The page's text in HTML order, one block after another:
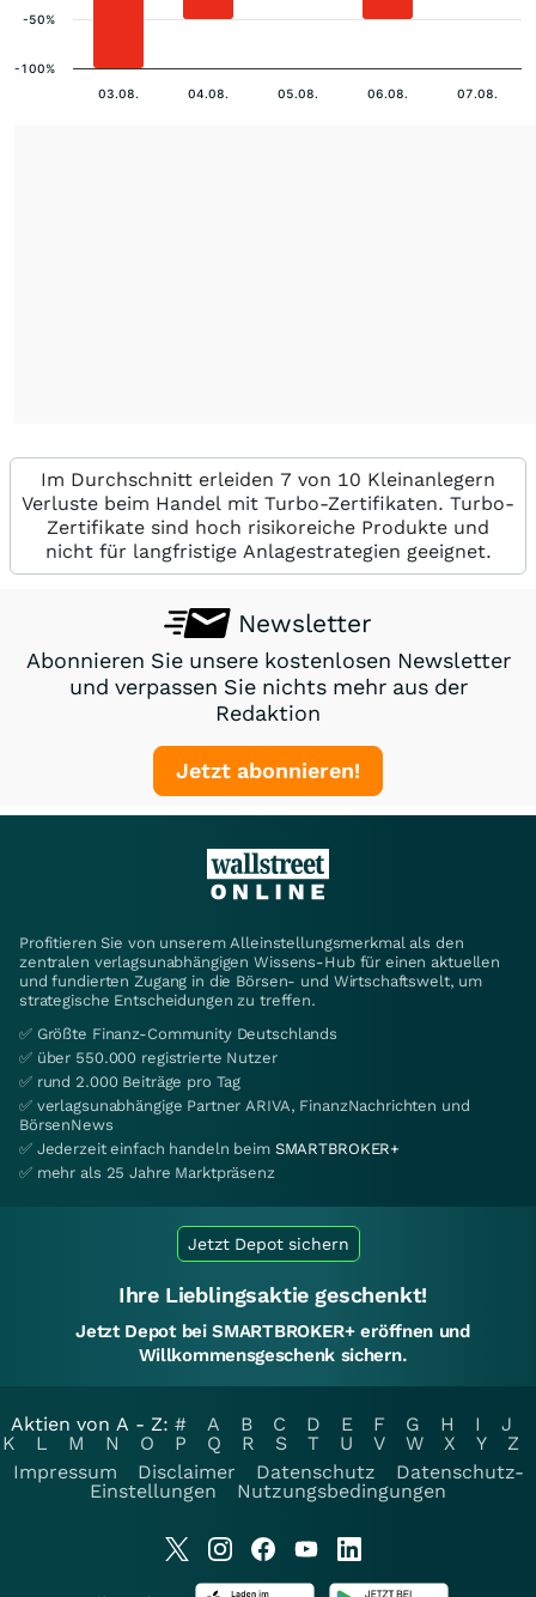
03.08. 04.08. 05.08. 06.08. 07.08.
-100%
-50%
Im Durchschnitt erleiden 7 von 10 Kleinanlegern
Verluste beim Handel mit Turbo-Zertifikaten. Turbo-
Zertifikate sind hoch risikoreiche Produkte und
nicht für langfristige Anlagestrategien geeignet.
Newsletter
Abonnieren Sie unsere kostenlosen Newsletter
und verpassen Sie nichts mehr aus der
Redaktion
Jetzt abonnieren!
Profitieren Sie von unserem Alleinstellungsmerkmal als den
zentralen verlagsunabhängigen Wissens-Hub für einen aktuellen
und fundierten Zugang in die Börsen- und Wirtschaftswelt, um
strategische Entscheidungen zu treffen.
✅ Größte Finanz-Community Deutschlands
✅ über 550.000 registrierte Nutzer
✅ rund 2.000 Beiträge pro Tag
✅ verlagsunabhängige Partner ARIVA, FinanzNachrichten und
BörsenNews
✅ Jederzeit einfach handeln beim SMARTBROKER+
✅ mehr als 25 Jahre Marktpräsenz
Jetzt Depot sichern
Ihre Lieblingsaktie geschenkt!
Jetzt Depot bei SMARTBROKER+ eröffnen und
Willkommensgeschenk sichern.
Aktien von A - Z: # A B C D E F G H I
J
K
L M N O P Q R S T U V W X Y
Z
Impressum
Disclaimer Datenschutz
Datenschutz-
Einstellungen
Nutzungsbedingungen